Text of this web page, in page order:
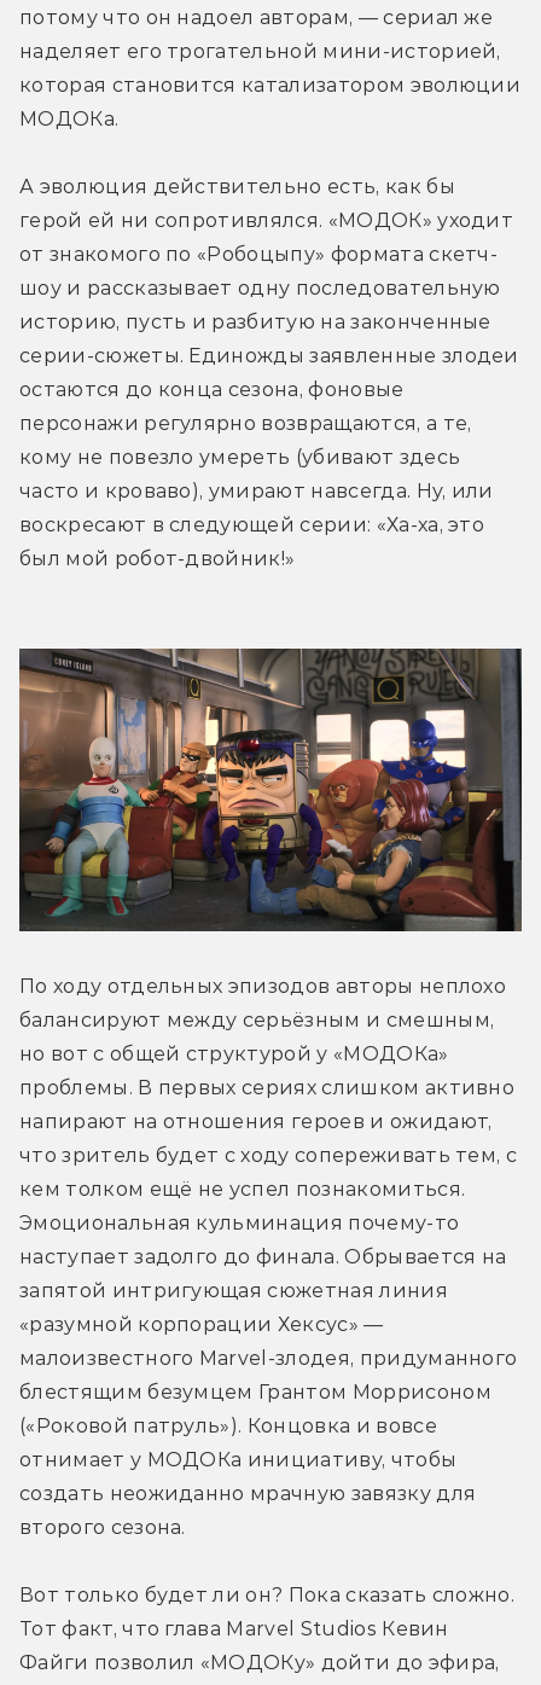
потому что он надоел авторам, — сериал же
наделяет его трогательной мини-историей,
которая становится катализатором эволюции
МОДОКа.
А эволюция действительно есть, как бы
герой ей ни сопротивлялся. «МОДОК» уходит
от знакомого по «Робоцыпу» формата скетч-
шоу и рассказывает одну последовательную
историю, пусть и разбитую на законченные
серии-сюжеты. Единожды заявленные злодеи
остаются до конца сезона, фоновые
персонажи регулярно возвращаются, а те,
кому не повезло умереть (убивают здесь
часто и кроваво), умирают навсегда. Ну, или
воскресают в следующей серии: «Ха-ха, это
был мой робот-двойник!»
По ходу отдельных эпизодов авторы неплохо
балансируют между серьёзным и смешным,
но вот с общей структурой у «МОДОКа»
проблемы. В первых сериях слишком активно
напирают на отношения героев и ожидают,
что зритель будет с ходу сопереживать тем, с
кем толком ещё не успел познакомиться.
Эмоциональная кульминация почему-то
наступает задолго до финала. Обрывается на
запятой интригующая сюжетная линия
«разумной корпорации Хексус» —
малоизвестного Marvel-злодея, придуманного
блестящим безумцем Грантом Моррисоном
(«Роковой патруль»). Концовка и вовсе
отнимает у МОДОКа инициативу, чтобы
создать неожиданно мрачную завязку для
второго сезона.
Вот только будет ли он? Пока сказать сложно.
Тот факт, что глава Marvel Studios Кевин
Файги позволил «МОДОКу» дойти до эфира,